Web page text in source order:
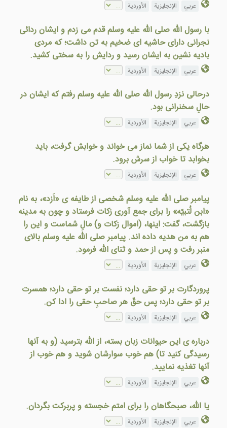
عربي الإنجليزية الأوردية
با رسول الله صلى الله عليه وسلم قدم می زدم و ايشان ردائی
نجرانی دارای حاشيه ای ضخيم به تن داشت؛ که مردی
باديه نشين به ایشان رسيد و ردایش را به سختی كشيد.
عربي الإنجليزية الأوردية
درحالی نزدِ رسول الله صلى الله عليه وسلم رفتم که ايشان در
حالِ سخنرانی بود.
عربي الإنجليزية الأوردية
هرگاه يکی از شما نماز می خواند و خوابش گرفت، بايد
بخوابد تا خواب از سرش برود.
عربي الإنجليزية الأوردية
پيامبر صلى الله عليه وسلم شخصی از طايفه ی «اَزد»، به نام
«ابن لُتبيّه» را برای جمع آوری زکات فرستاد و چون به مدينه
بازگشت، گفت: اينها، (اموال زکات و) مالِ شماست و اين را
هم به من هديه داده اند. پيامبر صلى الله عليه وسلم بالای
منبر رفت و پس از حمد و ثنای الله فرمود.
عربي الإنجليزية الأوردية
پروردگارت بر تو حقی دارد؛ نفست بر تو حقی دارد؛ همسرت
بر تو حقی دارد؛ پس حقّ هر صاحبِ حقی را ادا کن.
عربي الإنجليزية الأوردية
درباره ی اين حيوانات زبان بسته، از الله بترسيد (و به آنها
رسيدگی کنيد تا) هم خوب سوارشان شويد و هم خوب از
آنها تغذيه نماييد.
عربي الإنجليزية الأوردية
يا الله، صبحگاهان را برای امتم خجسته و پربرکت بگردان.
عربي الإنجليزية الأوردية